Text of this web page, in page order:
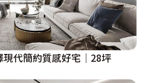
現代簡約質感好宅│28坪